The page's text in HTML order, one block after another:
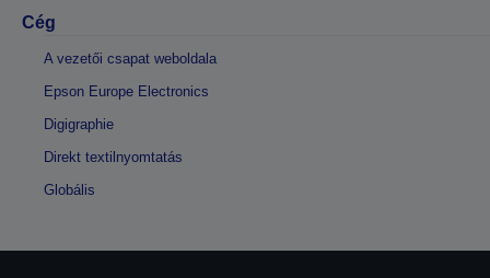
Cég
A vezetői csapat weboldala
Epson Europe Electronics
Digigraphie
Direkt textilnyomtatás
Globális